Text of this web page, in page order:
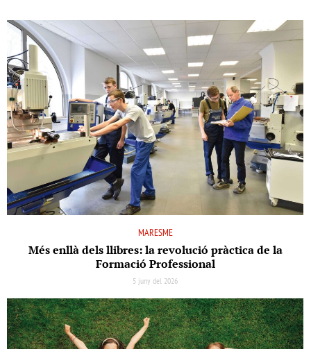
MARESME
Més enllà dels llibres: la revolució pràctica de la
Formació Professional
5 juny del 2026